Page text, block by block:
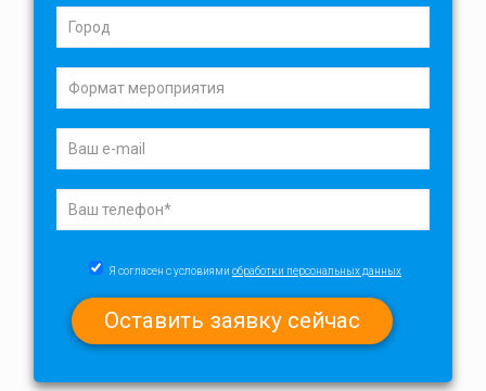
Я согласен с условиями обработки персональных данных